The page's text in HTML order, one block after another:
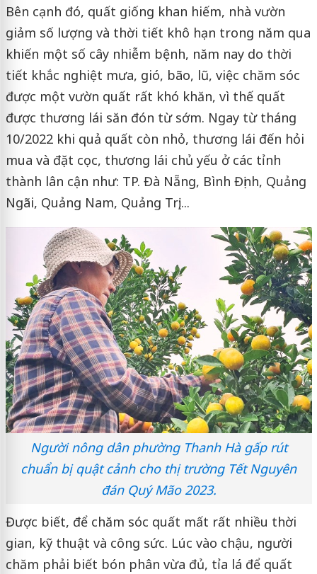
Bên cạnh đó, quất giống khan hiếm, nhà vườn
giảm số lượng và thời tiết khô hạn trong năm qua
khiến một số cây nhiễm bệnh, năm nay do thời
tiết khắc nghiệt mưa, gió, bão, lũ, việc chăm sóc
được một vườn quất rất khó khăn, vì thế quất
được thương lái săn đón từ sớm. Ngay từ tháng
10/2022 khi quả quất còn nhỏ, thương lái đến hỏi
mua và đặt cọc, thương lái chủ yếu ở các tỉnh
thành lân cận như: TP. Đà Nẵng, Bình Định, Quảng
Ngãi, Quảng Nam, Quảng Trị;...
Người nông dân phường Thanh Hà gấp rút
chuẩn bị quật cảnh cho thị trường Tết Nguyên
đán Quý Mão 2023.
Được biết, để chăm sóc quất mất rất nhiều thời
gian, kỹ thuật và công sức. Lúc vào chậu, người
chăm phải biết bón phân vừa đủ, tỉa lá để quất